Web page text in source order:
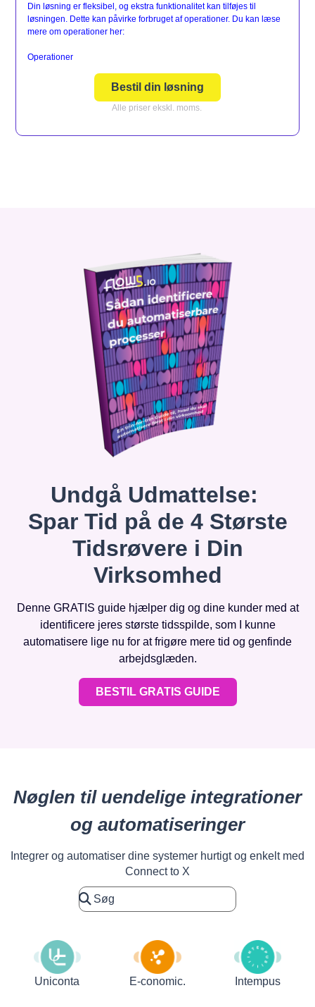
Din løsning er fleksibel, og ekstra funktionalitet kan tilføjes til
løsningen. Dette kan påvirke forbruget af operationer. Du kan læse
mere om operationer her:
Operationer
Bestil din løsning
Alle priser ekskl. moms.
Undgå Udmattelse:
Spar Tid på de 4 Største
Tidsrøvere i Din
Virksomhed
Denne GRATIS guide hjælper dig og dine kunder med at
identificere jeres største tidsspilde, som I kunne
automatisere lige nu for at frigøre mere tid og genfinde
arbejdsglæden.
BESTIL GRATIS GUIDE
Nøglen til uendelige integrationer
og automatiseringer
Integrer og automatiser dine systemer hurtigt og enkelt med
Connect to X
Uniconta E-conomic. Intempus